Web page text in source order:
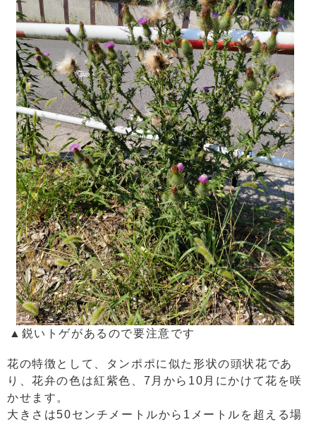
▲鋭いトゲがあるので要注意です
花の特徴として、タンポポに似た形状の頭状花であ
り、花弁の色は紅紫色、7月から10月にかけて花を咲
かせます。
大きさは50センチメートルから1メートルを超える場